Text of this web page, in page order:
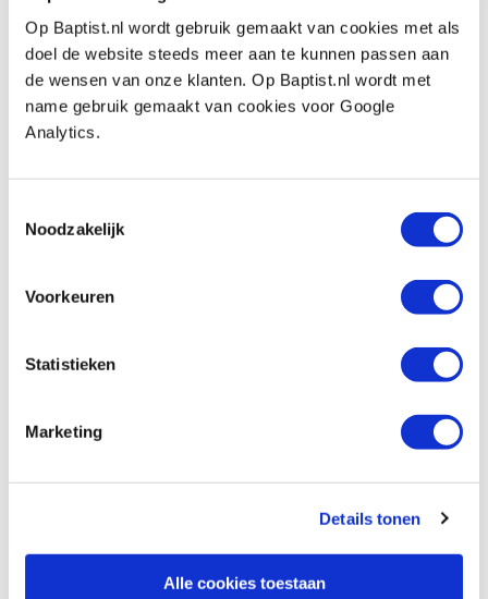
Op Baptist.nl wordt gebruik gemaakt van cookies met als
doel de website steeds meer aan te kunnen passen aan
de wensen van onze klanten. Op Baptist.nl wordt met
name gebruik gemaakt van cookies voor Google
Analytics.
Noodzakelijk
Voorkeuren
Statistieken
Marketing
Details tonen
Alle cookies toestaan
Japanse onderhoudssteen korrel 100
voor vlakken wetstenen
Vergelijken
Beoordelingen